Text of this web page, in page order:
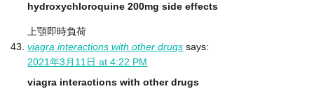
hydroxychloroquine 200mg side effects
上顎即時負荷
viagra interactions with other drugs says:
2021年3月11日 at 4:22 PM
viagra interactions with other drugs